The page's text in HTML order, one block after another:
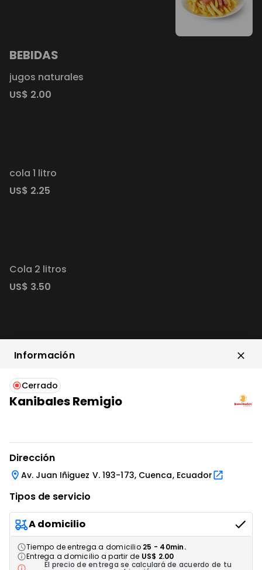
BEBIDAS
jugos naturales
US$ 2.00
cola 1 litro
US$ 2.25
Cola 2 litros
US$ 3.50
US$ 3.95
fuze tea 1 litro
US$ 2.25
POSTRES
Información
Cerrado
Kanibales Remigio
Dirección
Av. Juan Iñiguez V. 193-173, Cuenca, Ecuador
Tipos de servicio
A domicilio
Tiempo de entrega a domicilio 25 - 40min.
Entrega a domicilio a partir de US$ 2.00
El precio de entrega se calculará de acuerdo de tu